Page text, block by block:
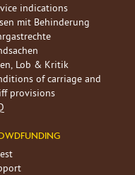
indications
mit Behinderung
Lob & Kritik
of carriage and
provisions